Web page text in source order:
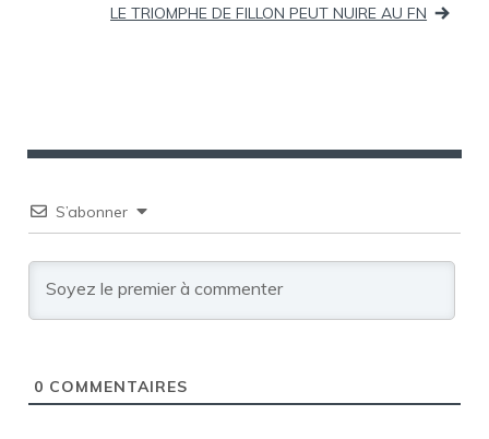
LE TRIOMPHE DE FILLON PEUT NUIRE AU FN
S’abonner
0 COMMENTAIRES